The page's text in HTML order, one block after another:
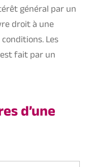
généralpar un
droit à une
Les
fait par un
d’une